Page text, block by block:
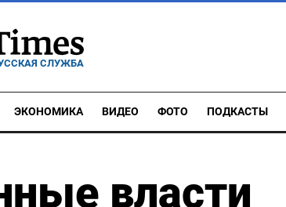
СЛУЖБА
ЭКОНОМИКА ВИДЕО ФОТО ПОДКАСТЫ
власти